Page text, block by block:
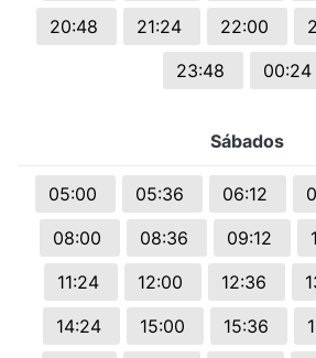
20:48
21:24 22:00
23:48
00:24
Sábados
05:00 05:36 06:12
08:00
08:36 09:12
11:24
12:00 12:36
14:24
15:00 15:36